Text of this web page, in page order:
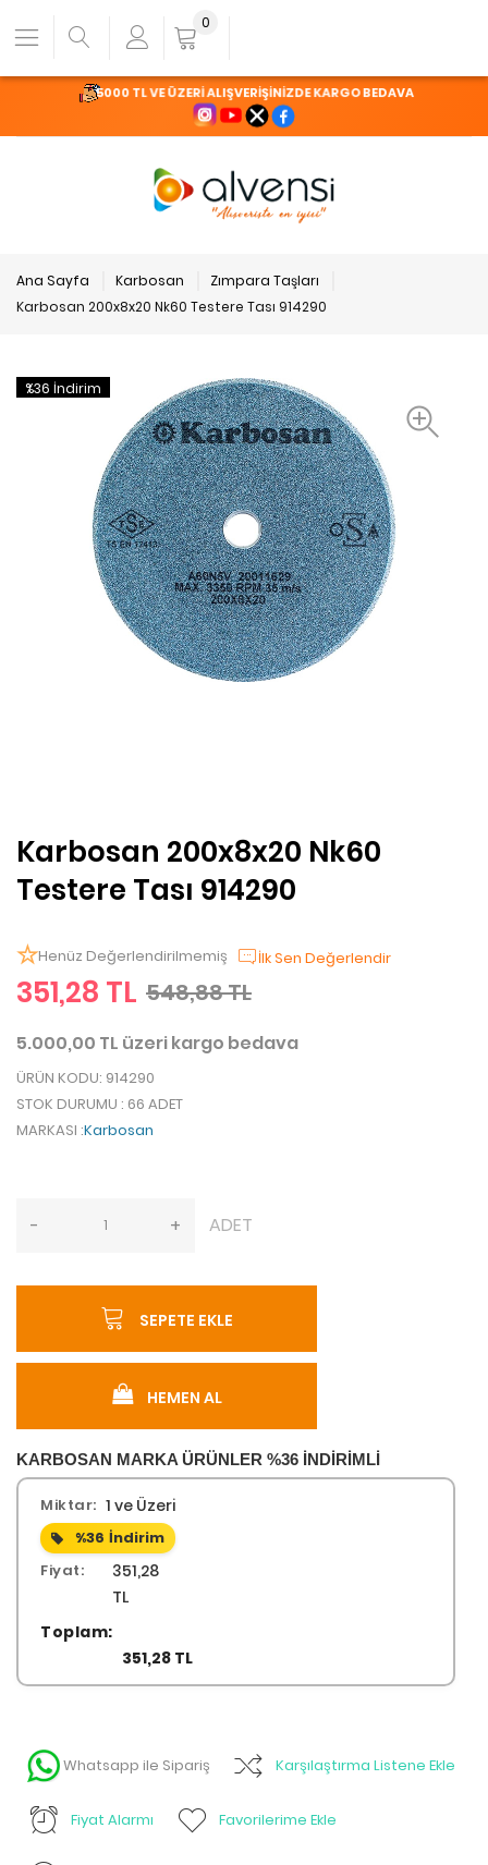
5000 TL VE ÜZERİ ALIŞVERİŞİNİZDE KARGO BEDAVA
0
Ana Sayfa Karbosan
Zımpara Taşları
Karbosan 200x8x20 Nk60 Testere Tası 914290
Karbosan 200x8x20 Nk60
Testere Tası 914290
Henüz Değerlendirilmemiş İlk Sen Değerlendir
351,28 TL 548,88 TL
5.000,00 TL üzeri kargo bedava
ÜRÜN KODU: 914290
STOK DURUMU : 66 ADET
MARKASI :Karbosan
- + ADET
SEPETE EKLE
HEMEN AL
KARBOSAN MARKA ÜRÜNLER %36 İNDİRİMLİ
Miktar: 1 ve Üzeri
%36 İndirim
Fiyat:
351,28
TL
Toplam:
351,28 TL
Whatsapp ile Sipariş Karşılaştırma Listene Ekle
Fiyat Alarmı Favorilerime Ekle
%36 İndirim